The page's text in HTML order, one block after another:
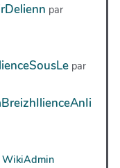
par
par
WikiAdmin